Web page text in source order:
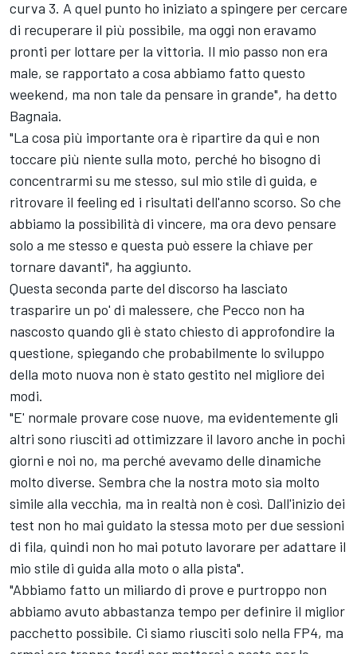
curva 3. A quel punto ho iniziato a spingere per cercare
di recuperare il più possibile, ma oggi non eravamo
pronti per lottare per la vittoria. Il mio passo non era
male, se rapportato a cosa abbiamo fatto questo
weekend, ma non tale da pensare in grande", ha detto
Bagnaia.
"La cosa più importante ora è ripartire da qui e non
toccare più niente sulla moto, perché ho bisogno di
concentrarmi su me stesso, sul mio stile di guida, e
ritrovare il feeling ed i risultati dell'anno scorso. So che
abbiamo la possibilità di vincere, ma ora devo pensare
solo a me stesso e questa può essere la chiave per
tornare davanti", ha aggiunto.
Questa seconda parte del discorso ha lasciato
trasparire un po' di malessere, che Pecco non ha
nascosto quando gli è stato chiesto di approfondire la
questione, spiegando che probabilmente lo sviluppo
della moto nuova non è stato gestito nel migliore dei
modi.
"E' normale provare cose nuove, ma evidentemente gli
altri sono riusciti ad ottimizzare il lavoro anche in pochi
giorni e noi no, ma perché avevamo delle dinamiche
molto diverse. Sembra che la nostra moto sia molto
simile alla vecchia, ma in realtà non è così. Dall'inizio dei
test non ho mai guidato la stessa moto per due sessioni
di fila, quindi non ho mai potuto lavorare per adattare il
mio stile di guida alla moto o alla pista".
"Abbiamo fatto un miliardo di prove e purtroppo non
abbiamo avuto abbastanza tempo per definire il miglior
pacchetto possibile. Ci siamo riusciti solo nella FP4, ma